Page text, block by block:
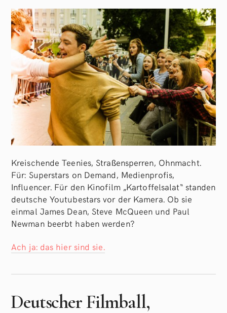
Kreischende Teenies, Straßensperren, Ohnmacht.
Für: Superstars on Demand, Medienprofis,
Influencer. Für den Kinofilm „Kartoffelsalat“ standen
deutsche Youtubestars vor der Kamera. Ob sie
einmal James Dean, Steve McQueen und Paul
Newman beerbt haben werden?
Ach ja: das hier sind sie.
Deutscher Filmball,